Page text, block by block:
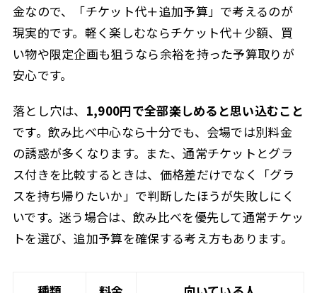
金なので、「チケット代＋追加予算」で考えるのが
現実的です。軽く楽しむならチケット代＋少額、買
い物や限定企画も狙うなら余裕を持った予算取りが
安心です。
落とし穴は、 1,900円で全部楽しめると思い込むこと
です。飲み比べ中心なら十分でも、会場では別料金
の誘惑が多くなります。また、通常チケットとグラ
ス付きを比較するときは、価格差だけでなく「グラ
スを持ち帰りたいか」で判断したほうが失敗しにく
いです。迷う場合は、飲み比べを優先して通常チケッ
トを選び、追加予算を確保する考え方もあります。